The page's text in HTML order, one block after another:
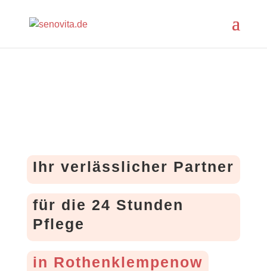
Ihr verlässlicher Partner
für die 24 Stunden
Pflege
in Rothenklempenow